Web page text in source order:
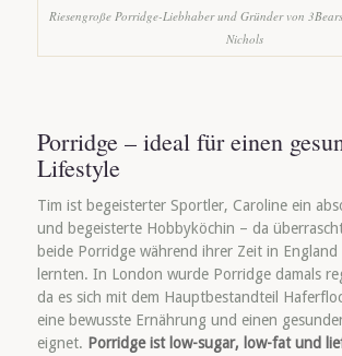
Riesengroße Porridge-Liebhaber und Gründer von
Nichols
Porridge – ideal für einen
Lifestyle
Tim ist begeisterter Sportler, Caroline ein
und begeisterte Hobbyköchin – da
beide Porridge während ihrer Zeit in England
lernten. In London wurde Porridge damals
da es sich mit dem Hauptbestandteil
eine bewusste Ernährung und einen
eignet. Porridgeist low-sugar, low-fat und